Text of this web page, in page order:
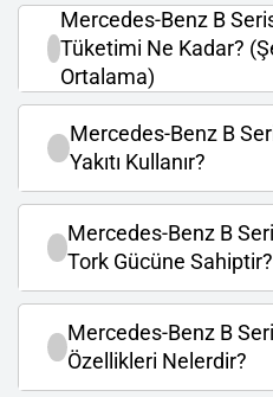
Mercedes-Benz B
Tüketimi Ne Kadar?
Ortalama)
Mercedes-Benz B
Yakıtı Kullanır?
Mercedes-Benz B
Tork Gücüne Sahiptir?
Mercedes-Benz B
Özellikleri Nelerdir?